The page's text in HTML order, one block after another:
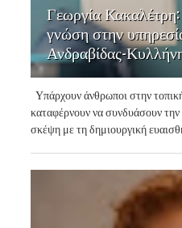
Γεωργία
γνώση στην
Ανδραβίδας-
Υπάρχουν άνθρωποι στην
καταφέρνουν να συνδυάσουν
σκέψη με τη δημιουργική